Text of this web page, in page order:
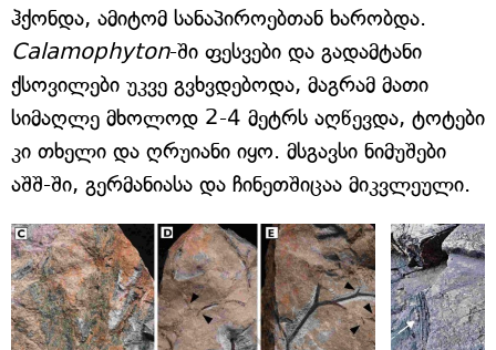
ჰქონდა, ამიტომ სანაპიროებთან ხარობდა.
Calamophyton-ში ფესვები და გადამტანი
ქსოვილები უკვე გვხვდებოდა, მაგრამ მათი
სიმაღლე მხოლოდ 2-4 მეტრს აღწევდა, ტოტები
კი თხელი და ღრუიანი იყო. მსგავსი ნიმუშები
აშშ-ში, გერმანიასა და ჩინეთშიცაა მიკვლეული.